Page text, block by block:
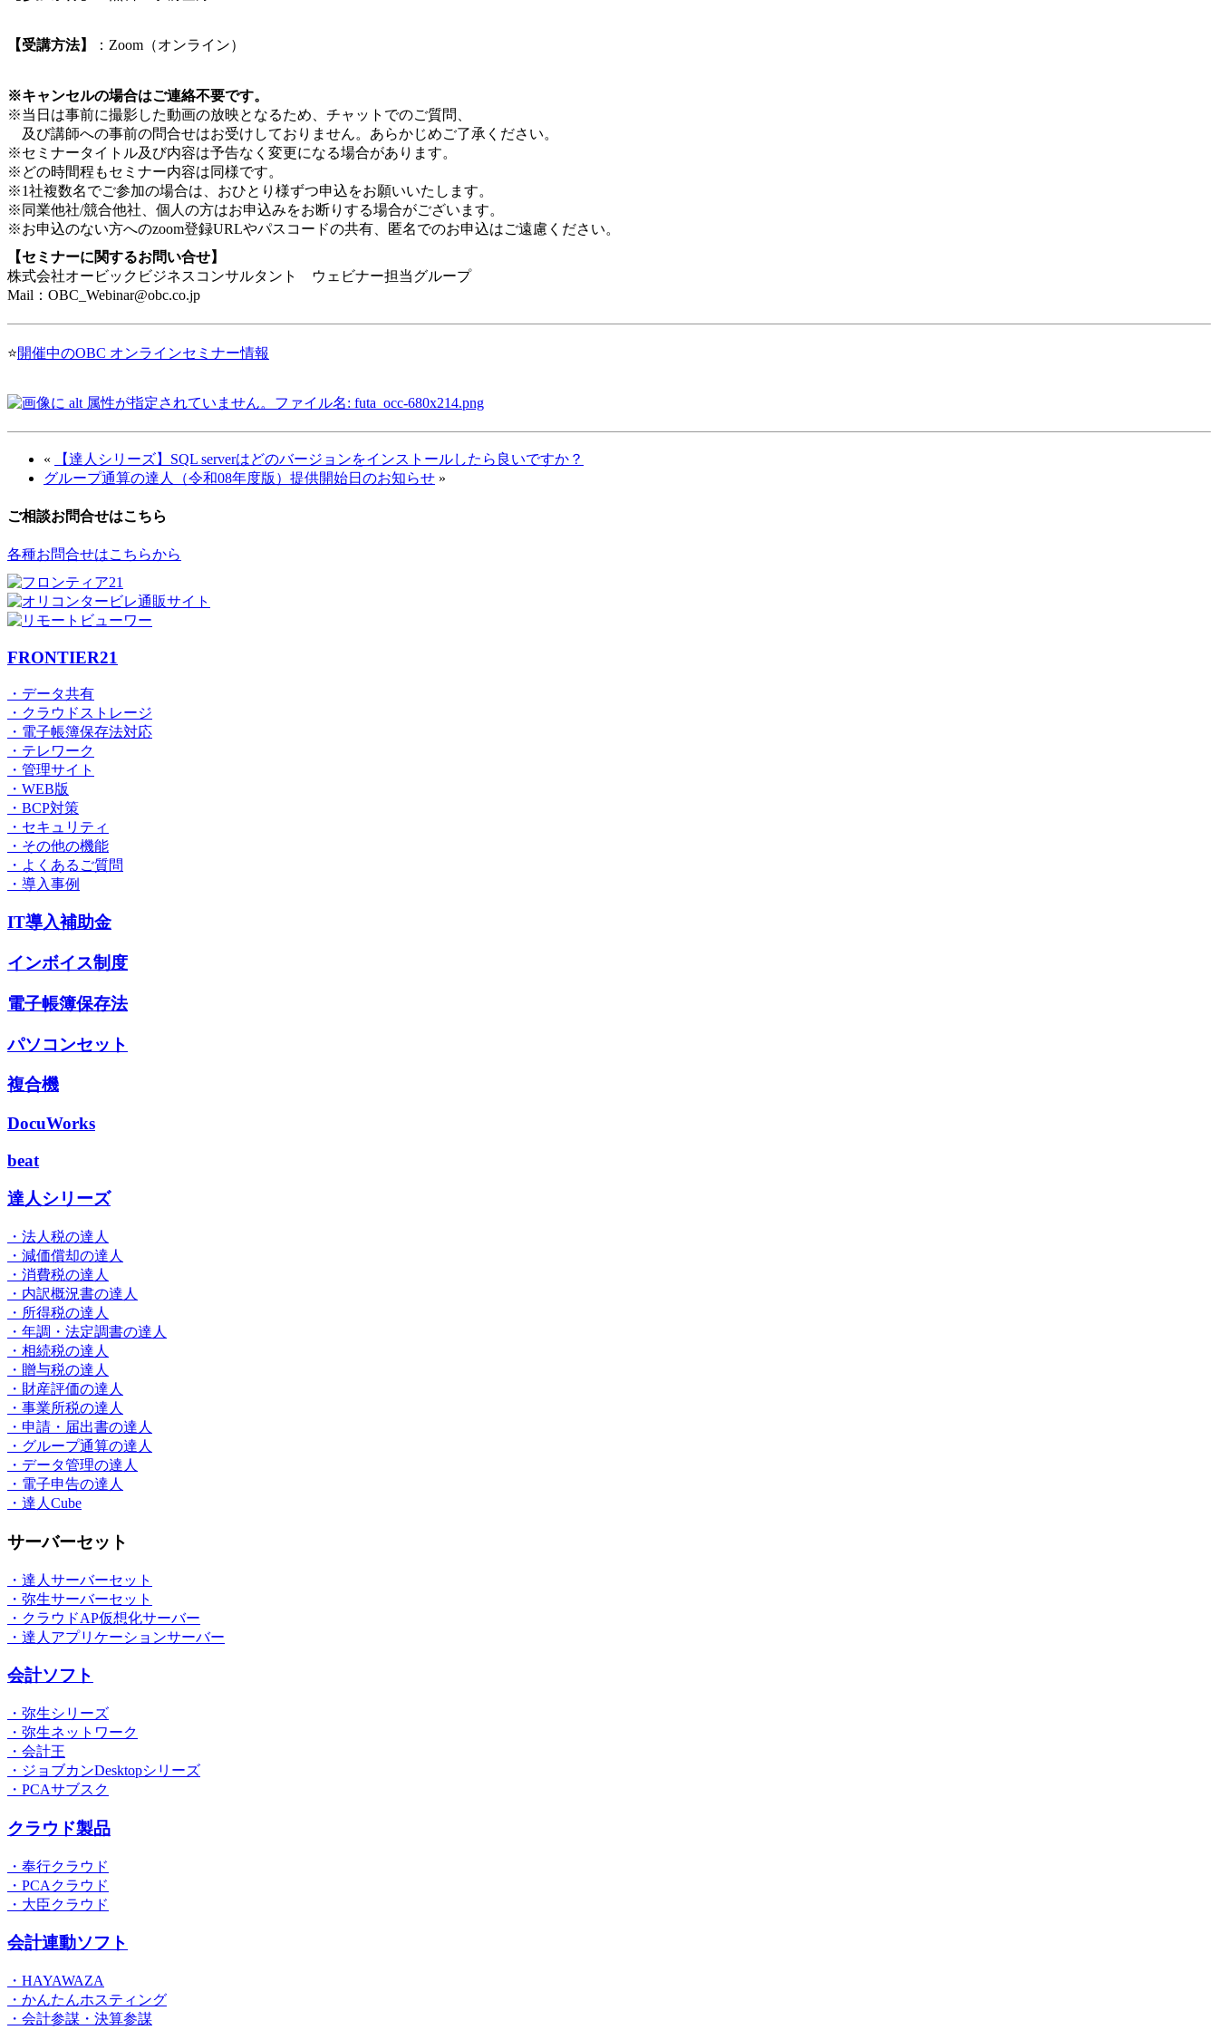
【受講方法】 ：Zoom（オンライン）
※キャンセルの場合はご連絡不要です。
※当日は事前に撮影した動画の放映となるため、チャットでのご質問、
及び講師への事前の問合せはお受けしておりません。あらかじめご了承ください。
※セミナータイトル及び内容は予告なく変更になる場合があります。
※どの時間程もセミナー内容は同様です。
※1社複数名でご参加の場合は、おひとり様ずつ申込をお願いいたします。
※同業他社/競合他社、個人の方はお申込みをお断りする場合がございます。
※お申込のない方へのzoom登録URLやパスコードの共有、匿名でのお申込はご遠慮ください。
【セミナーに関するお問い合せ】
株式会社オービックビジネスコンサルタント ウェビナー担当グループ
Mail：OBC_Webinar@obc.co.jp
⭐開催中のOBC オンラインセミナー情報
«
【達人シリーズ】SQL serverはどのバージョンをインストールしたら良いですか？
グループ通算の達人（令和08年度版）提供開始日のお知らせ »
ご相談お問合せはこちら
各種お問合せはこちらから
FRONTIER21
・データ共有
・クラウドストレージ
・電子帳簿保存法対応
・テレワーク
・管理サイト
・WEB版
・BCP対策
・セキュリティ
・その他の機能
・よくあるご質問
・導入事例
IT導入補助金
インボイス制度
電子帳簿保存法
パソコンセット
複合機
DocuWorks
beat
達人シリーズ
・法人税の達人
・減価償却の達人
・消費税の達人
・内訳概況書の達人
・所得税の達人
・年調・法定調書の達人
・相続税の達人
・贈与税の達人
・財産評価の達人
・事業所税の達人
・申請・届出書の達人
・グループ通算の達人
・データ管理の達人
・電子申告の達人
・達人Cube
サーバーセット
・達人サーバーセット
・弥生サーバーセット
・クラウドAP仮想化サーバー
・達人アプリケーションサーバー
会計ソフト
・弥生シリーズ
・弥生ネットワーク
・会計王
・ジョブカンDesktopシリーズ
・PCAサブスク
クラウド製品
・奉行クラウド
・PCAクラウド
・大臣クラウド
会計連動ソフト
・HAYAWAZA
・かんたんホスティング
・会計参謀・決算参謀